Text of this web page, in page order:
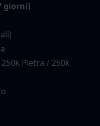
giorni)
Pietra / 250k